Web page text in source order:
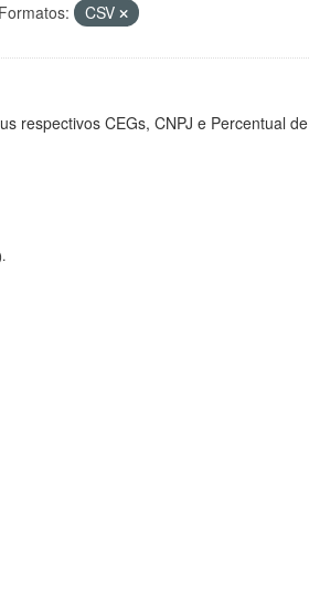
Formatos: CSV
respectivos CEGs, CNPJ e Percentual de